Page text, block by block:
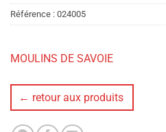
Référence : 024005
MOULINS DE SAVOIE
← retour aux produits